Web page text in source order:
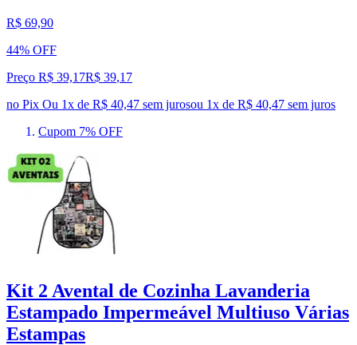
R$ 69,90
44% OFF
Preço R$ 39,17R$ 39,17
no Pix Ou 1x de R$ 40,47 sem jurosou 1x de R$ 40,47 sem juros
Cupom 7% OFF
Kit 2 Avental de Cozinha Lavanderia
Estampado Impermeável Multiuso Várias
Estampas